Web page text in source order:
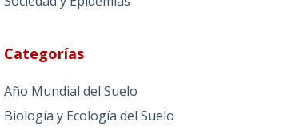
Categorías
Año Mundial del Suelo
Biología y Ecología del Suelo